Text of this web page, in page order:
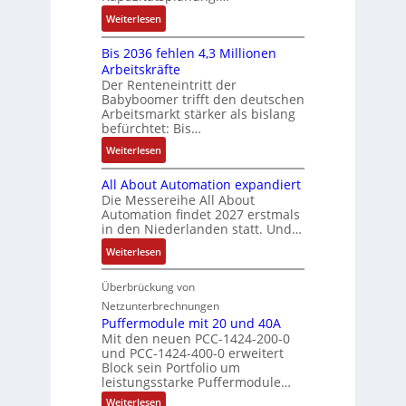
f
n
a
h
m
e
,
g
e
p
ä
g
t
d
u
r
d
a
s
A
u
y
s
e
m
e
f
ü
h
r
e
r
z
u
m
V
o
r
s
t
a
d
d
e
s
V
D
M
2
-
E
r
g
e
b
n
i
s
s
e
b
e
s
t
ä
t
i
g
e
n
J
i
e
b
s
-
u
n
d
M
a
r
k
e
t
n
e
i
t
e
r
b
Weiterlesen:
K
I
b
r
a
u
c
h
t
S
t
r
u
k
u
r
Bis 2036 fehlen 4,3 Millionen
Arbeitskräfte
Der Renteneintritt der
Babyboomer trifft den deutschen
Arbeitsmarkt stärker als bislang
befürchtet: Bis…
Weiterlesen:
B
i
s
2
0
3
6
f
e
h
l
e
n
4
All About Automation expandiert
Die Messereihe All About
Automation findet 2027 erstmals
in den Niederlanden statt. Und…
Weiterlesen:
A
l
l
A
b
o
u
t
Überbrückung von
Netzunterbrechnungen
Puffermodule mit 20 und 40A
Mit den neuen PCC-1424-200-0
und PCC-1424-400-0 erweitert
Block sein Portfolio um
leistungsstarke Puffermodule…
Weiterlesen: